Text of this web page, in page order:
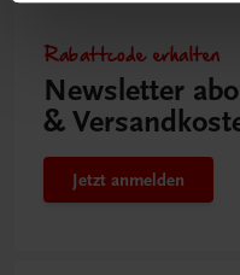
Rabattcode erhalten
Newsletter
&
Jetzt anmelden